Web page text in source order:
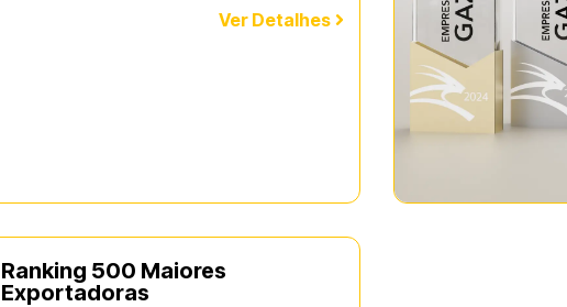
Ver Detalhes
Ranking 500 Maiores
Exportadoras